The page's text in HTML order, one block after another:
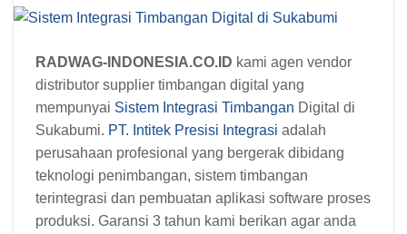
RADWAG-INDONESIA.CO.ID kami agen vendor
distributor supplier timbangan digital yang
mempunyai Sistem Integrasi Timbangan Digital di
Sukabumi. PT. Intitek Presisi Integrasi adalah
perusahaan profesional yang bergerak dibidang
teknologi penimbangan, sistem timbangan
terintegrasi dan pembuatan aplikasi software proses
produksi. Garansi 3 tahun kami berikan agar anda